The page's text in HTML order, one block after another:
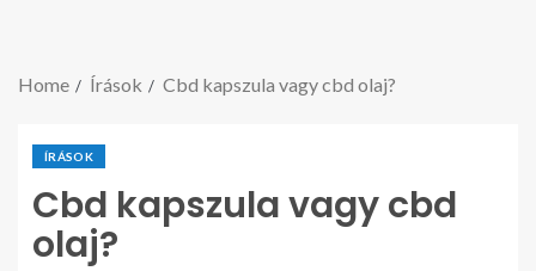
Home Írások Cbd kapszula vagy cbd olaj?
ÍRÁSOK
Cbd kapszula vagy cbd
olaj?